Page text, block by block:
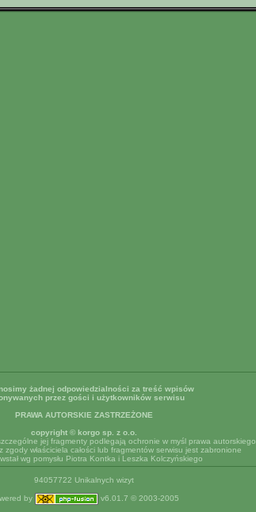
żadnej odpowiedzialności za treść wpisów
przez gości i użytkowników serwisu
PRAWA AUTORSKIE ZASTRZEŻONE
copyright © korgo sp. z o.o.
jej fragmenty podlegają ochronie w myśl prawa autorskiego
zgody właściciela całości lub fragmentów serwisu jest zabronione
wg pomysłu Piotra Kontka i Leszka Kolczyńskiego
94057722 Unikalnych wizyt
by v6.01.7 © 2003-2005